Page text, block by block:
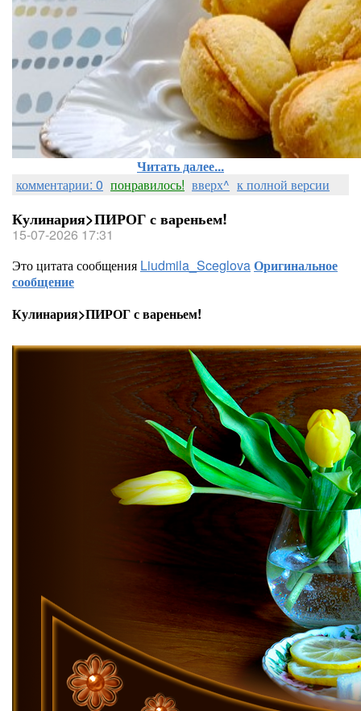
Читать далее...
комментарии: 0 понравилось! вверх^ к полной версии
Кулинария>ПИРОГ с вареньем!
15-07-2026 17:31
Это цитата сообщения Liudmila_SceglovaОригинальное
сообщение
Кулинария>ПИРОГ с вареньем!